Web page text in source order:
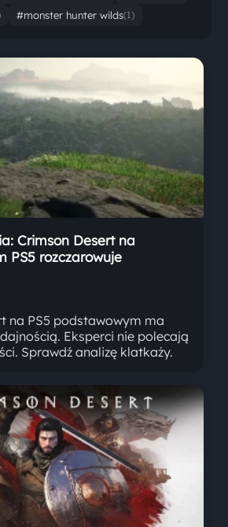
#monster hunter wilds(1)
Crimson Desert na
PS5 rozczarowuje
na PS5 podstawowym ma
Eksperci nie polecają
Sprawdź analizę klatkaży.